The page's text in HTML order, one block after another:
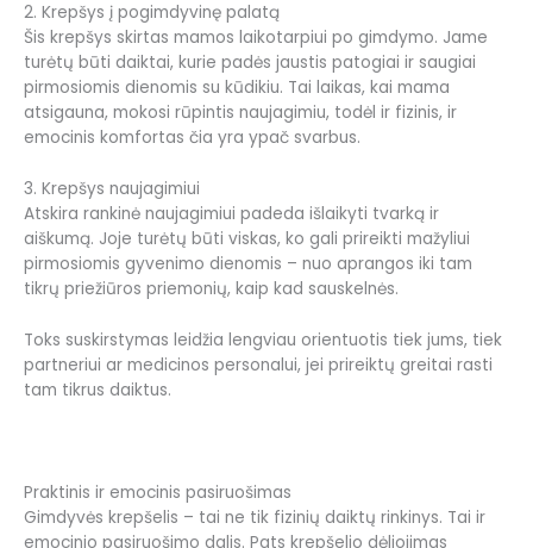
2. Krepšys į pogimdyvinę palatą
Šis krepšys skirtas mamos laikotarpiui po gimdymo. Jame
turėtų būti daiktai, kurie padės jaustis patogiai ir saugiai
pirmosiomis dienomis su kūdikiu. Tai laikas, kai mama
atsigauna, mokosi rūpintis naujagimiu, todėl ir fizinis, ir
emocinis komfortas čia yra ypač svarbus.
3. Krepšys naujagimiui
Atskira rankinė naujagimiui padeda išlaikyti tvarką ir
aiškumą. Joje turėtų būti viskas, ko gali prireikti mažyliui
pirmosiomis gyvenimo dienomis – nuo aprangos iki tam
tikrų priežiūros priemonių, kaip kad sauskelnės.
Toks suskirstymas leidžia lengviau orientuotis tiek jums, tiek
partneriui ar medicinos personalui, jei prireiktų greitai rasti
tam tikrus daiktus.
Praktinis ir emocinis pasiruošimas
Gimdyvės krepšelis – tai ne tik fizinių daiktų rinkinys. Tai ir
emocinio pasiruošimo dalis. Pats krepšelio dėliojimas